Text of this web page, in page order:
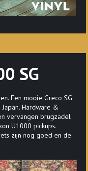
SG
Een mooie Greco SG
Hardware &
vervangen brugzadel
U1000 pickups.
zijn nog goed en de